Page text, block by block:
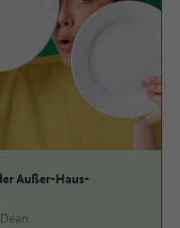
Außer-Haus-